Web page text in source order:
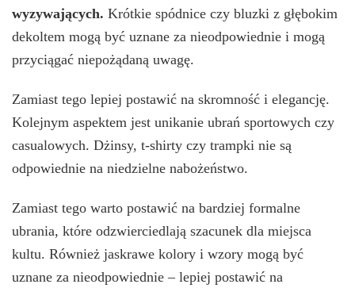
wyzywających. Krótkie spódnice czy bluzki z głębokim
dekoltem mogą być uznane za nieodpowiednie i mogą
przyciągać niepożądaną uwagę.
Zamiast tego lepiej postawić na skromność i elegancję.
Kolejnym aspektem jest unikanie ubrań sportowych czy
casualowych. Dżinsy, t-shirty czy trampki nie są
odpowiednie na niedzielne nabożeństwo.
Zamiast tego warto postawić na bardziej formalne
ubrania, które odzwierciedlają szacunek dla miejsca
kultu. Również jaskrawe kolory i wzory mogą być
uznane za nieodpowiednie – lepiej postawić na